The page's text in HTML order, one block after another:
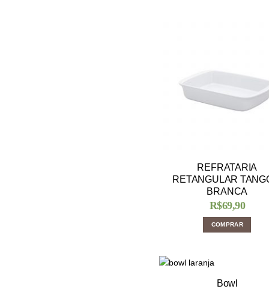
REFRATARIA
RETANGULAR
BRANCA
R$69,90
COMPRAR
Bowl